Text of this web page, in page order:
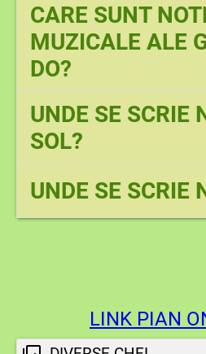
CARE SUNT
MUZICALE ALE
DO?
UNDE SE SCRIE
SOL?
UNDE SE SCRIE
LINK PIAN